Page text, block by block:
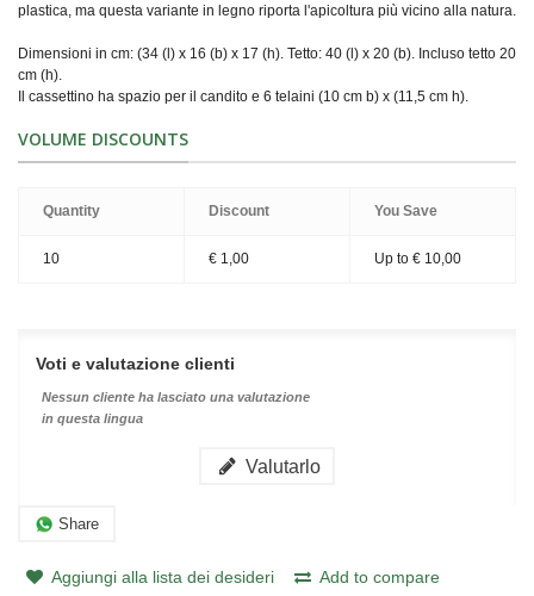
plastica, ma questa variante in legno riporta l'apicoltura più vicino alla natura.
Dimensioni in cm: (34 (l) x 16 (b) x 17 (h). Tetto: 40 (l) x 20 (b). Incluso tetto 20
cm (h).
Il cassettino ha spazio per il candito e 6 telaini (10 cm b) x (11,5 cm h).
VOLUME DISCOUNTS
Quantity Discount You Save
10 € 1,00 Up to € 10,00
Voti e valutazione clienti
Nessun cliente ha lasciato una valutazione
in questa lingua
Valutarlo
Share
Aggiungi alla lista dei desideri
Add to compare